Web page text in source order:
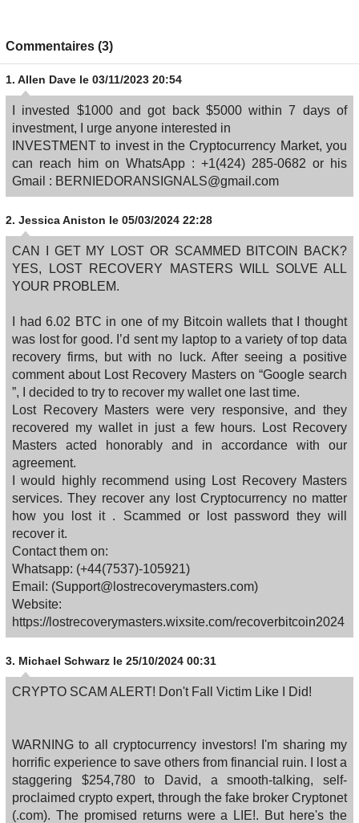
Commentaires (3)
1. Allen Dave le 03/11/2023 20:54
I invested $1000 and got back $5000 within 7 days of
investment, I urge anyone interested in
INVESTMENT to invest in the Cryptocurrency Market, you
can reach him on WhatsApp : +1(424) 285-0682 or his
Gmail : BERNIEDORANSIGNALS@gmail.com
2. Jessica Aniston le 05/03/2024 22:28
CAN I GET MY LOST OR SCAMMED BITCOIN BACK?
YES, LOST RECOVERY MASTERS WILL SOLVE ALL
YOUR PROBLEM.
I had 6.02 BTC in one of my Bitcoin wallets that I thought
was lost for good. I’d sent my laptop to a variety of top data
recovery firms, but with no luck. After seeing a positive
comment about Lost Recovery Masters on “Google search
”, I decided to try to recover my wallet one last time.
Lost Recovery Masters were very responsive, and they
recovered my wallet in just a few hours. Lost Recovery
Masters acted honorably and in accordance with our
agreement.
I would highly recommend using Lost Recovery Masters
services. They recover any lost Cryptocurrency no matter
how you lost it . Scammed or lost password they will
recover it.
Contact them on:
Whatsapp: (+44(7537)-105921)
Email: (Support@lostrecoverymasters.com)
Website:
https://lostrecoverymasters.wixsite.com/recoverbitcoin2024
3. Michael Schwarz le 25/10/2024 00:31
CRYPTO SCAM ALERT! Don't Fall Victim Like I Did!
WARNING to all cryptocurrency investors! I'm sharing my
horrific experience to save others from financial ruin. I lost a
staggering $254,780 to David, a smooth-talking, self-
proclaimed crypto expert, through the fake broker Cryptonet
(.com). The promised returns were a LIE!. But here's the